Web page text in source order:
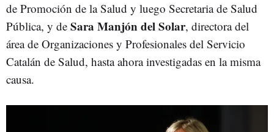
de Promoción de la Salud y luego Secretaria de Salud
Pública, y de Sara Manjón del Solar, directora del
área de Organizaciones y Profesionales del Servicio
Catalán de Salud, hasta ahora investigadas en la misma
causa.